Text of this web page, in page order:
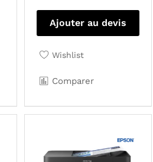
Ajouter au devis
Wishlist
Comparer